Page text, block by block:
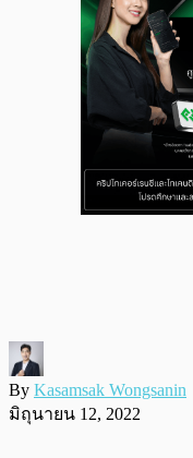
By Kasamsak Wongsanin
มิถุนายน 12, 2022